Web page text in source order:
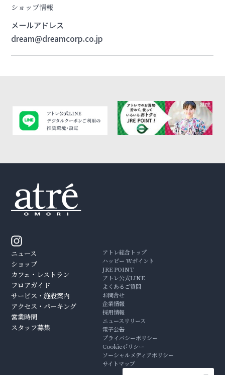
ショップ情報
メールアドレス
dream@dreamcorp.co.jp
ニュース
ショップ
カフェ・レストラン
フロアガイド
サービス・施設案内
アクセス・パーキング
営業時間
スタッフ募集
アトレ総合トップ
ハッピー Wポイント
JRE POINT
アトレ公式LINE
よくあるご質問
お問合せ
企業情報
採用情報
ニュースリリース
電子公告
プライバシーポリシー
Cookieポリシー
ソーシャルメディアポリシー
サイトマップ